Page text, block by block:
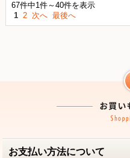
67件中1件～40件を表示
1 2 次へ 最後へ
お支払い方法について